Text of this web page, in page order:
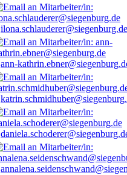
ilona.schlauderer@siegenburg.de
ann-